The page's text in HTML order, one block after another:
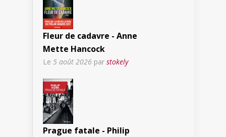
Fleur de cadavre - Anne
Mette Hancock
Le 5 août 2026 par stokely
Prague fatale - Philip